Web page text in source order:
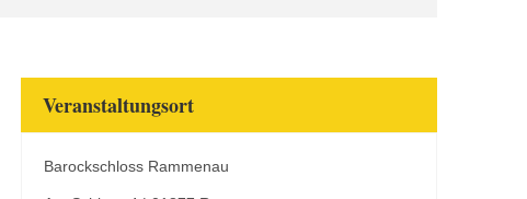
Veranstaltungsort
Barockschloss Rammenau